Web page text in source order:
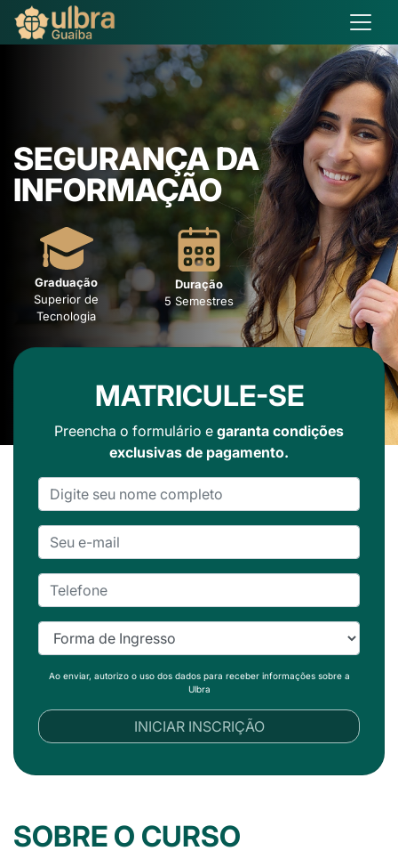
SEGURANÇA DA
INFORMAÇÃO
Graduação
Superior de
Tecnologia
Duração
5 Semestres
MATRICULE-SE
Preencha o formulário e garanta condições
exclusivas de pagamento.
Ao enviar, autorizo o uso dos dados para receber informações sobre a
Ulbra
INICIAR INSCRIÇÃO
SOBRE O CURSO